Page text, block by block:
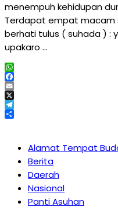
menempuh kehidupan
Terdapat empat macam
berhati tulus ( suhada ) :
upakaro …
WhatsApp
Facebook
Email
X
Telegram
Alamat Tempat
Berita
Daerah
Nasional
Panti Asuhan